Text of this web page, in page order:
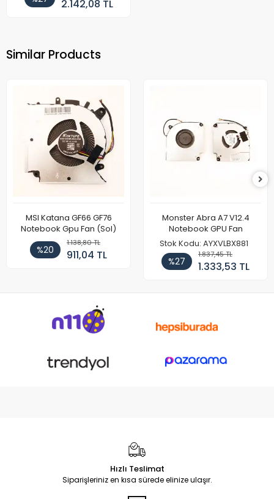
2.142,08 TL
Similar Products
MSI Katana GF66 GF76
Notebook Gpu Fan (Sol)
%20
1.138,80 TL
911,04 TL
Monster Abra A7 V12.4
Notebook GPU Fan
Stok Kodu: AYXVLBX881
%27
1.837,45 TL
1.333,53 TL
Hızlı Teslimat
Siparişleriniz en kısa sürede elinize ulaşır.